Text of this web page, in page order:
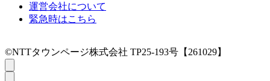
運営会社について
緊急時はこちら
©NTTタウンページ株式会社 TP25-193号【261029】